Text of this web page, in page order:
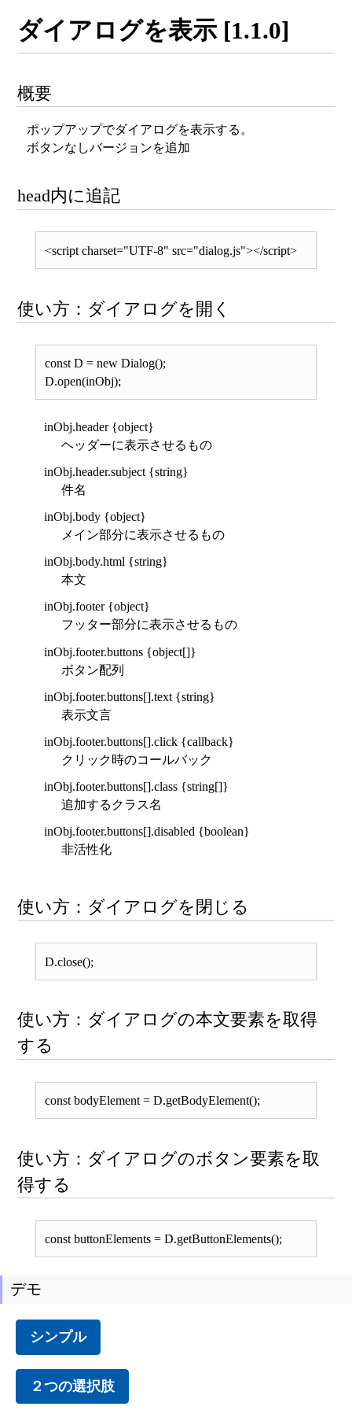
ダイアログを表示 [1.1.0]
概要
ポップアップでダイアログを表示する。
ボタンなしバージョンを追加
head内に追記
使い方：ダイアログを開く
const D = new Dialog();
D.open(inObj);
inObj.header {object}
ヘッダーに表示させるもの
inObj.header.subject {string}
件名
inObj.body {object}
メイン部分に表示させるもの
inObj.body.html {string}
本文
inObj.footer {object}
フッター部分に表示させるもの
inObj.footer.buttons {object[]}
ボタン配列
inObj.footer.buttons[].text {string}
表示文言
inObj.footer.buttons[].click {callback}
クリック時のコールバック
inObj.footer.buttons[].class {string[]}
追加するクラス名
inObj.footer.buttons[].disabled {boolean}
非活性化
使い方：ダイアログを閉じる
D.close();
使い方：ダイアログの本文要素を取得
する
const bodyElement = D.getBodyElement();
使い方：ダイアログのボタン要素を取
得する
const buttonElements = D.getButtonElements();
デモ
シンプル
２つの選択肢